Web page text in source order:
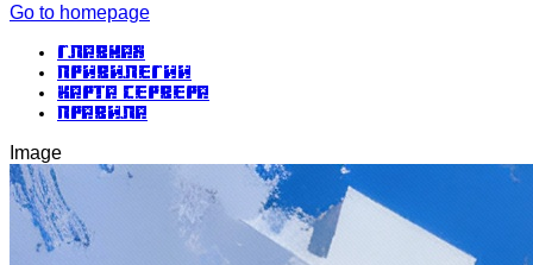
Go to homepage
Главная
Привилегии
Карта сервера
Правила
Image